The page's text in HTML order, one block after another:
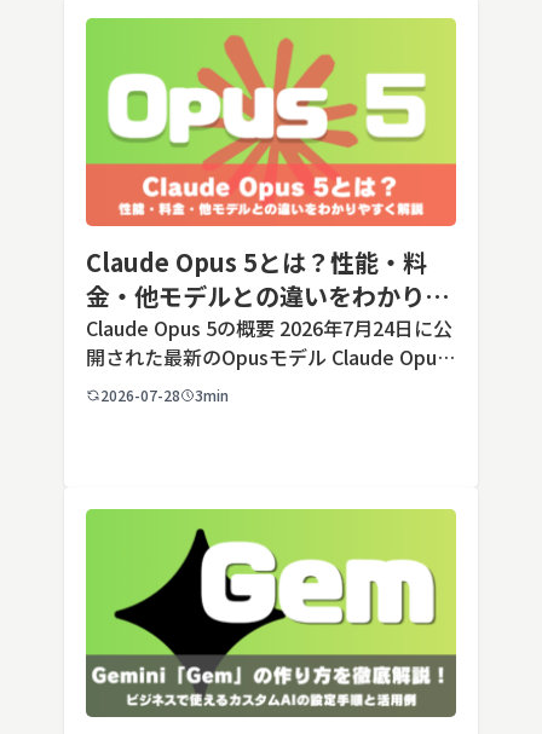
Claude Opus 5とは？性能・料
金・他モデルとの違いをわかりや
すく解説
Claude Opus 5の概要 2026年7月24日に公
開された最新のOpusモデル Claude Opus
5は、米国のAI企業Anthropic（アンソロピ
2026-07-28 3min